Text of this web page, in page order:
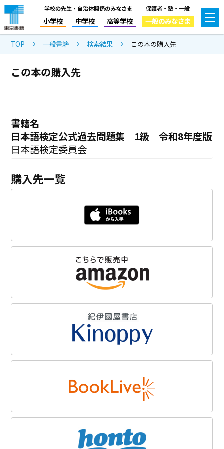
学校の先生・自治体関係のみなさま
小学校 中学校 高等学校
保護者・塾・一般
一般のみなさま
TOP 一般書籍 検索結果 この本の購入先
この本の購入先
書籍名
日本語検定公式過去問題集 1級 令和8年度版
日本語検定委員会
購入先一覧